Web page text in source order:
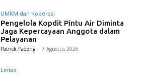
UMKM dan Koperasi
Pengelola Kopdit Pintu Air Diminta
Jaga Kepercayaan Anggota dalam
Pelayanan
Patrick Padeng - 7 Agustus 2026
Lintas